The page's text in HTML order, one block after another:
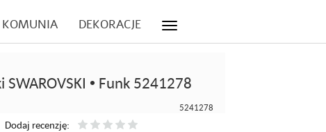
KOMUNIA DEKORACJE
SWAROVSKI • Funk 5241278
5241278
Dodaj recenzję: